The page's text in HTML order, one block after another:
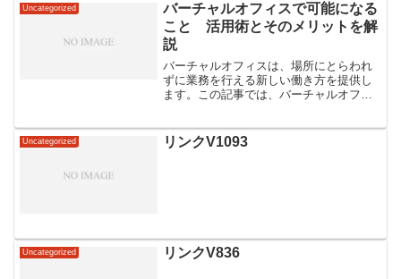
Uncategorized
バーチャルオフィスで可能になる
こと 活用術とそのメリットを解
説
バーチャルオフィスは、場所にとらわれ
ずに業務を行える新しい働き方を提供し
ます。この記事では、バーチャルオフィ
スト削減や働き方の柔軟性向上など、多
くの利点が存在し、日本国...
Uncategorized リンクV1093
Uncategorized リンクV836